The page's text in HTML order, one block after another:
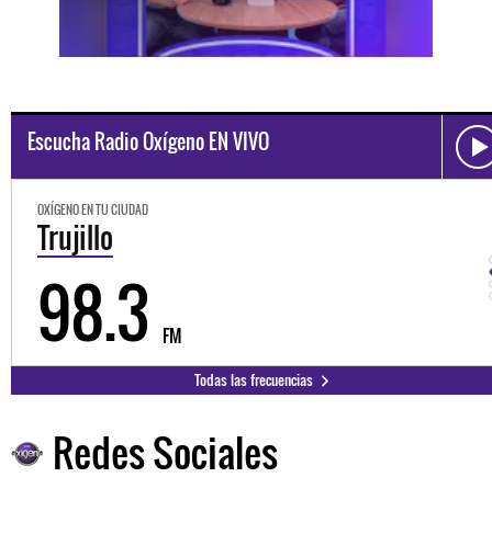
Escucha Radio Oxígeno EN VIVO
OXÍGENO EN TU CIUDAD
Trujillo
98.3 FM
Todas las frecuencias
Redes Sociales